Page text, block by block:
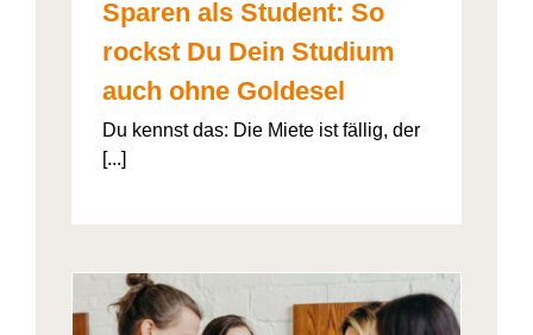
Sparen als Student: So
rockst Du Dein Studium
auch ohne Goldesel
Du kennst das: Die Miete ist fällig, der
[...]